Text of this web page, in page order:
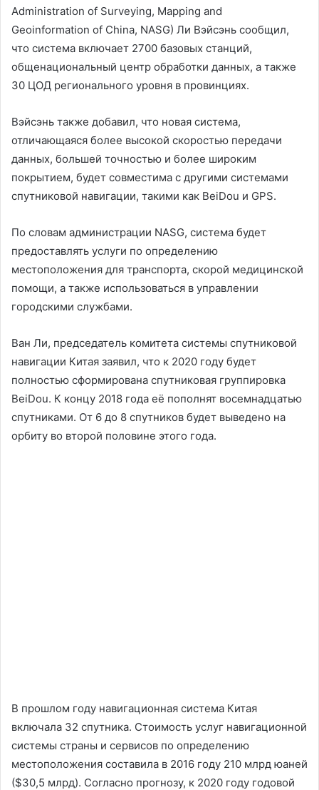
Administration of Surveying, Mapping and
Geoinformation of China, NASG) Ли Вэйсэнь сообщил,
что система включает 2700 базовых станций,
общенациональный центр обработки данных, а также
30 ЦОД регионального уровня в провинциях.
Вэйсэнь также добавил, что новая система,
отличающаяся более высокой скоростью передачи
данных, большей точностью и более широким
покрытием, будет совместима с другими системами
спутниковой навигации, такими как BeiDou и GPS.
По словам администрации NASG, система будет
предоставлять услуги по определению
местоположения для транспорта, скорой медицинской
помощи, а также использоваться в управлении
городскими службами.
Ван Ли, председатель комитета системы спутниковой
навигации Китая заявил, что к 2020 году будет
полностью сформирована спутниковая группировка
BeiDou. К концу 2018 года её пополнят восемнадцатью
спутниками. От 6 до 8 спутников будет выведено на
орбиту во второй половине этого года.
В прошлом году навигационная система Китая
включала 32 спутника. Стоимость услуг навигационной
системы страны и сервисов по определению
местоположения составила в 2016 году 210 млрд юаней
($30,5 млрд). Согласно прогнозу, к 2020 году годовой